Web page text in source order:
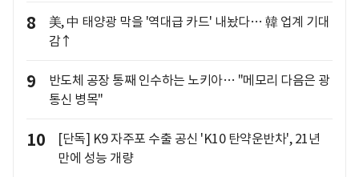
8
美, 中 태양광 막을 '역대급 카드' 내놨다… 韓 업계 기대
감↑
9
반도체 공장 통째 인수하는 노키아… "메모리 다음은 광
통신 병목"
10
[단독] K9 자주포 수출 공신 'K10 탄약운반차', 21년
만에 성능 개량